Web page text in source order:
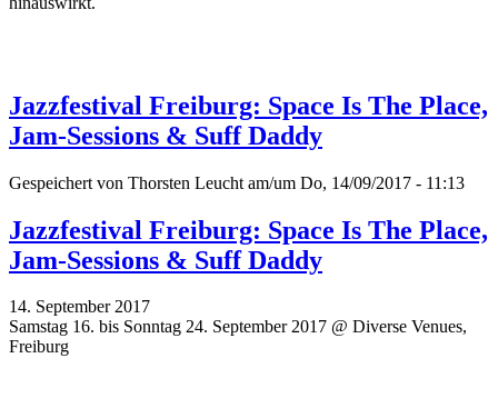
Jazzfestival Freiburg: Space Is The Place,
Jam-Sessions & Suff Daddy
Gespeichert von Thorsten Leucht am/um Do, 14/09/2017 - 11:13
Jazzfestival Freiburg: Space Is The Place,
Jam-Sessions & Suff Daddy
14. September 2017
Samstag 16. bis Sonntag 24. September 2017 @ Diverse Venues,
Freiburg